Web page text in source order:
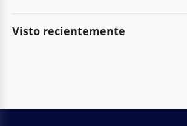
Visto recientemente